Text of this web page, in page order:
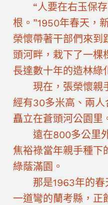
“人要在右玉保存
根。”1950年春天，
榮懷帶著干部們來到
頭河畔，栽下了一棵
長達數十年的造林綠
現在，張榮懷親
經有30多米高、兩人
矗立在蒼頭河公園里
遠在800多公里外
焦裕祿當年親手種下
綠蔭滿園。
那是1963年的春
一道彎的蘭考縣，正